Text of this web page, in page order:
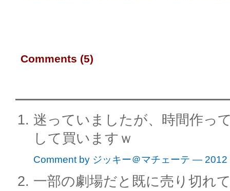
Comments (5)
迷っていましたが、時間作っ
して買いますｗ
Comment by ジッキー＠マチェーテ —
一部の劇場だと既に売り切れ